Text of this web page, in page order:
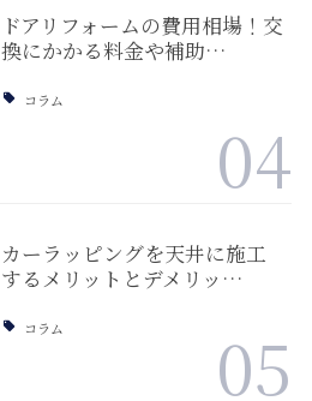
ドアリフォームの費用相場！交
換にかかる料金や補助…
コラム
04
カーラッピングを天井に施工
するメリットとデメリッ…
コラム 05